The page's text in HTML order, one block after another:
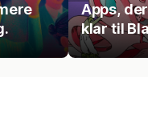
Apps,
klar til